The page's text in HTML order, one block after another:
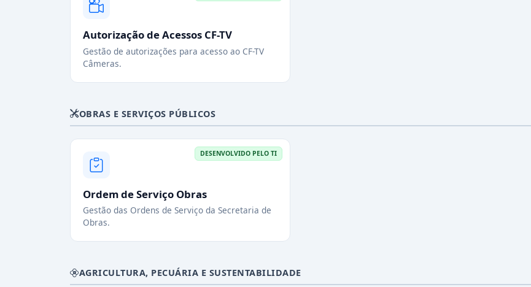
Autorização de Acessos CF-TV
Gestão de autorizações para acesso ao CF-TV
Câmeras.
OBRAS E SERVIÇOS PÚBLICOS
DESENVOLVIDO PELO TI
Ordem de Serviço Obras
Gestão das Ordens de Serviço da Secretaria de
Obras.
AGRICULTURA, PECUÁRIA E SUSTENTABILIDADE